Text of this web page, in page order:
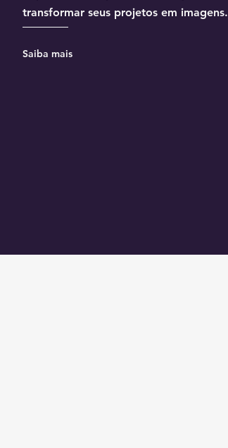
transformar seus projetos em imagens.
Saiba mais